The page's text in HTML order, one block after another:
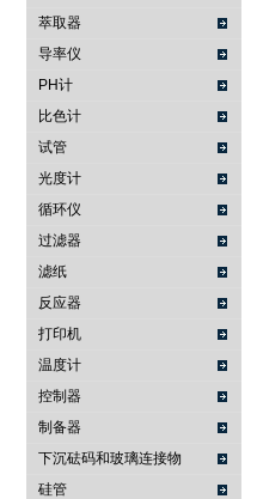
萃取器
导率仪
PH计
比色计
试管
光度计
循环仪
过滤器
滤纸
反应器
打印机
温度计
控制器
制备器
下沉砝码和玻璃连接物
硅管